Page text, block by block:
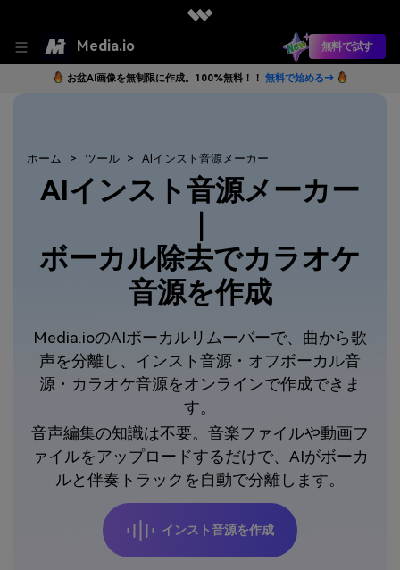
Media.io 無料で試す
お盆AI画像を無制限に作成。100%無料！！ 無料で始める→
AIインスト音源メーカー
ボーカル除去でカラオケ
音源を作成
Media.ioのAIボーカルリムーバーで、曲から歌
声を分離し、インスト音源・オフボーカル音
源・カラオケ音源をオンラインで作成できま
す。
音声編集の知識は不要。音楽ファイルや動画フ
ァイルをアップロードするだけで、AIがボーカ
ルと伴奏トラックを自動で分離します。
インスト音源を作成
ホーム ツール AIインスト音源メーカー